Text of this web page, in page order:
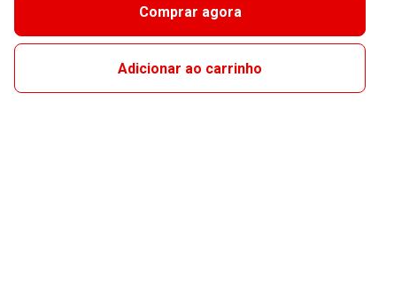
Comprar agora
Adicionar ao carrinho